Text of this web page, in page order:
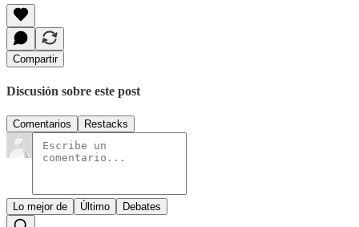
Compartir
Discusión sobre este post
Comentarios Restacks
Lo mejor de Último Debates